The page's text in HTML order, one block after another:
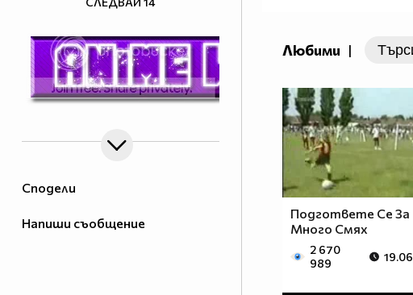
Сподели
Напиши съобщение
Любими |
Подгответе Се За
Много Смях
2 670
989